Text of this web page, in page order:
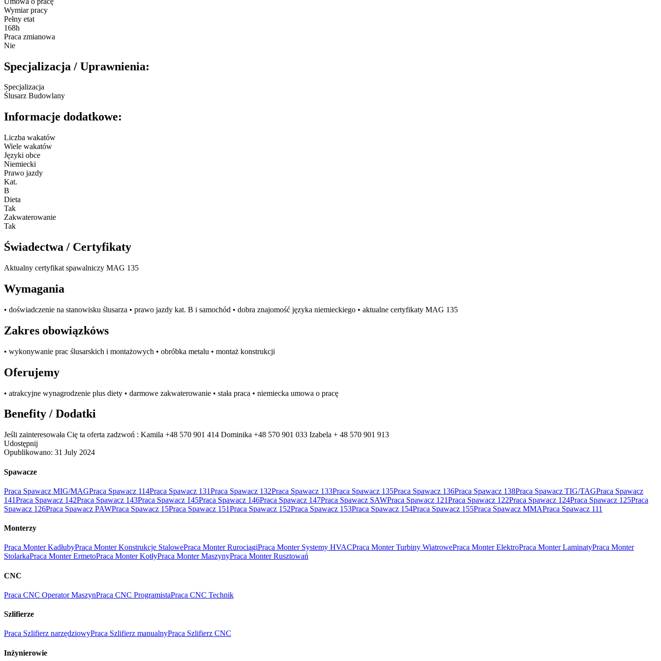
Wymiar pracy
Pełny etat
168h
Praca zmianowa
Nie
Specjalizacja / Uprawnienia:
Specjalizacja
Ślusarz Budowlany
Informacje dodatkowe:
Liczba wakatów
Wiele wakatów
Języki obce
Niemiecki
Prawo jazdy
Kat.
B
Dieta
Tak
Zakwaterowanie
Tak
Świadectwa / Certyfikaty
Aktualny certyfikat spawalniczy MAG 135
Wymagania
• doświadczenie na stanowisku ślusarza • prawo jazdy kat. B i samochód • dobra znajomość języka niemieckiego • aktualne certyfikaty MAG 135
Zakres obowiązkóws
• wykonywanie prac ślusarskich i montażowych • obróbka metalu • montaż konstrukcji
Oferujemy
• atrakcyjne wynagrodzenie plus diety • darmowe zakwaterowanie • stała praca • niemiecka umowa o pracę
Benefity / Dodatki
Jeśli zainteresowała Cię ta oferta zadzwoń : Kamila +48 570 901 414 Dominika +48 570 901 033 Izabela + 48 570 901 913
Udostępnij
Opublikowano: 31 July 2024
Spawacze
Praca Spawacz MIG/MAGPraca Spawacz 114Praca Spawacz 131Praca Spawacz 132Praca Spawacz 133Praca Spawacz 135Praca Spawacz 136Praca Spawacz 138Praca Spawacz TIG/TAGPraca Spawacz
141Praca Spawacz 142Praca Spawacz 143Praca Spawacz 145Praca Spawacz 146Praca Spawacz 147Praca Spawacz SAWPraca Spawacz 121Praca Spawacz 122Praca Spawacz 124Praca Spawacz 125Praca
Spawacz 126Praca Spawacz PAWPraca Spawacz 15Praca Spawacz 151Praca Spawacz 152Praca Spawacz 153Praca Spawacz 154Praca Spawacz 155Praca Spawacz MMAPraca Spawacz 111
Monterzy
Praca Monter KadłubyPraca Monter Konstrukcje StalowePraca Monter RurociągiPraca Monter Systemy HVACPraca Monter Turbiny WiatrowePraca Monter ElektroPraca Monter LaminatyPraca Monter
StolarkaPraca Monter ErmetoPraca Monter KotłyPraca Monter MaszynyPraca Monter Rusztowań
CNC
Praca CNC Operator MaszynPraca CNC ProgramistaPraca CNC Technik
Szlifierze
Praca Szlifierz narzędziowyPraca Szlifierz manualnyPraca Szlifierz CNC
Inżynierowie